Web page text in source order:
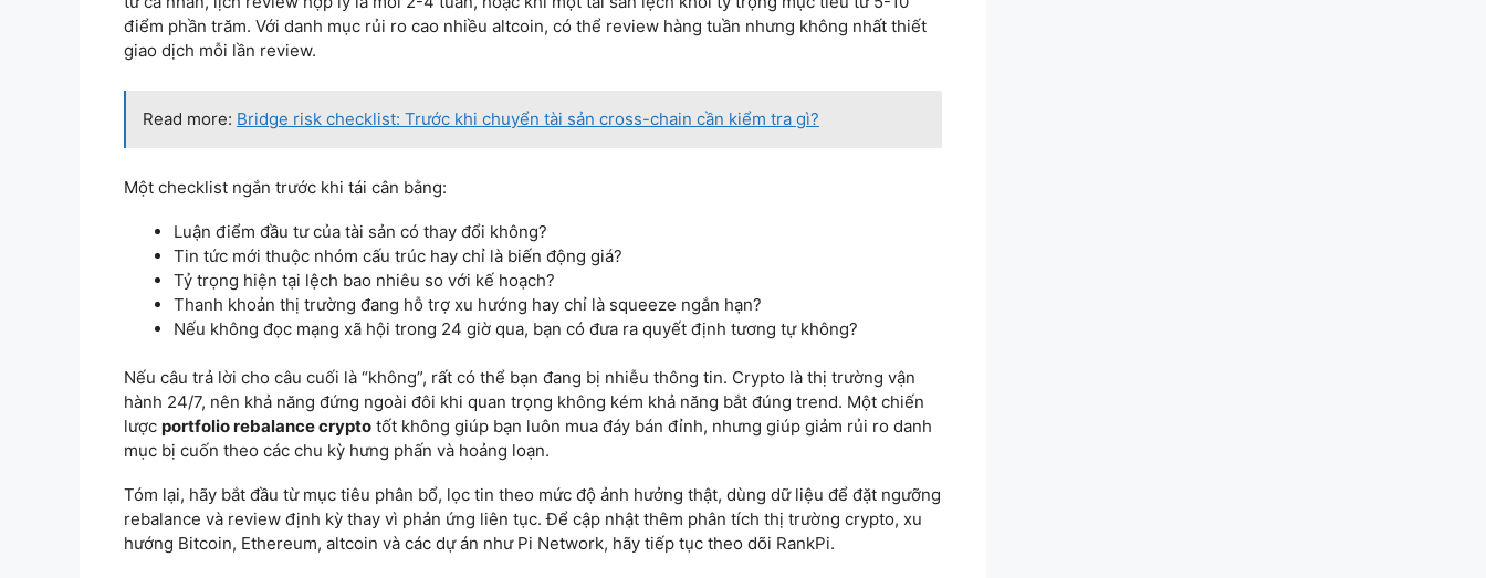
điểm phần trăm. Với danh mục rủi ro cao nhiều altcoin, có thể review hàng tuần nhưng không nhất thiết
giao dịch mỗi lần review.
Read more: Bridge risk checklist: Trước khi chuyển tài sản cross-chain cần kiểm tra gì?
Một checklist ngắn trước khi tái cân bằng:
Luận điểm đầu tư của tài sản có thay đổi không?
Tin tức mới thuộc nhóm cấu trúc hay chỉ là biến động giá?
Tỷ trọng hiện tại lệch bao nhiêu so với kế hoạch?
Thanh khoản thị trường đang hỗ trợ xu hướng hay chỉ là squeeze ngắn hạn?
Nếu không đọc mạng xã hội trong 24 giờ qua, bạn có đưa ra quyết định tương tự không?
Nếu câu trả lời cho câu cuối là “không”, rất có thể bạn đang bị nhiễu thông tin. Crypto là thị trường vận
hành 24/7, nên khả năng đứng ngoài đôi khi quan trọng không kém khả năng bắt đúng trend. Một chiến
lược portfolio rebalance crypto tốt không giúp bạn luôn mua đáy bán đỉnh, nhưng giúp giảm rủi ro danh
mục bị cuốn theo các chu kỳ hưng phấn và hoảng loạn.
Tóm lại, hãy bắt đầu từ mục tiêu phân bổ, lọc tin theo mức độ ảnh hưởng thật, dùng dữ liệu để đặt ngưỡng
rebalance và review định kỳ thay vì phản ứng liên tục. Để cập nhật thêm phân tích thị trường crypto, xu
hướng Bitcoin, Ethereum, altcoin và các dự án như Pi Network, hãy tiếp tục theo dõi RankPi.